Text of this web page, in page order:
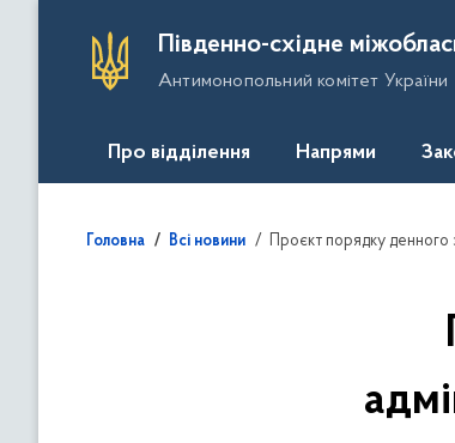
Південно-східне
Антимонопольний комітет України
Про відділення Напрями
Головна Всі новини Проєкт порядку денного